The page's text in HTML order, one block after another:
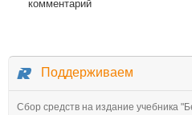
комментарий
Поддерживаем
Сбор средств на издание учебника